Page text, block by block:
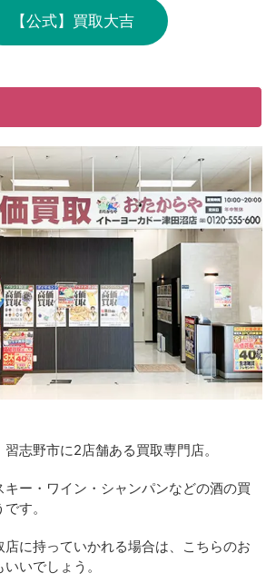
【公式】買取大吉
習志野市に2店舗ある買取専門店。
キー・ワイン・シャンパンなどの酒の買
す。
店に持っていかれる場合は、こちらのお
いでしょう。